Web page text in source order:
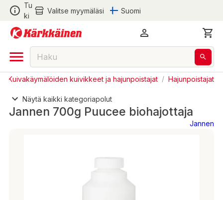
Tu
ki
Valitse myymäläsi Suomi
Kuivakäymälöiden kuivikkeet ja hajunpoistajat / Hajunpoistajat
Näytä kaikki kategoriapolut
Jannen 700g Puucee biohajottaja
Jannen